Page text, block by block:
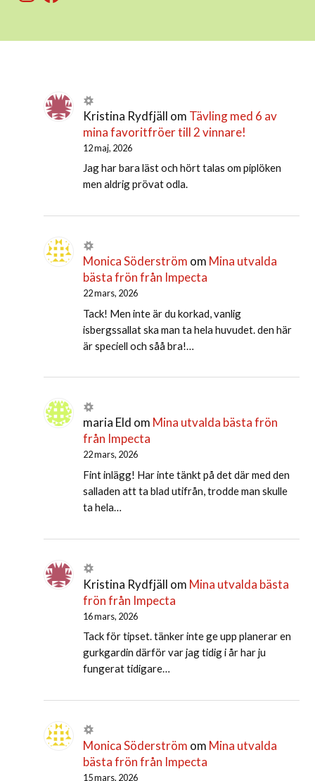
Kristina Rydfjäll om Tävling med 6 av
mina favoritfröer till 2 vinnare!
12 maj, 2026
Jag har bara läst och hört talas om piplöken
men aldrig prövat odla.
Monica Söderström om Mina utvalda
bästa frön från Impecta
22 mars, 2026
Tack! Men inte är du korkad, vanlig
isbergssallat ska man ta hela huvudet. den här
är speciell och såå bra!…
maria Eld om Mina utvalda bästa frön
från Impecta
22 mars, 2026
Fint inlägg! Har inte tänkt på det där med den
salladen att ta blad utifrån, trodde man skulle
ta hela…
Kristina Rydfjäll om Mina utvalda bästa
frön från Impecta
16 mars, 2026
Tack för tipset. tänker inte ge upp planerar en
gurkgardin därför var jag tidig i år har ju
fungerat tidigare…
Monica Söderström om Mina utvalda
bästa frön från Impecta
15 mars, 2026